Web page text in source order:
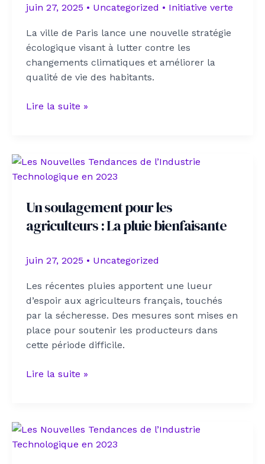
la
des
Citoyens
juin 27, 2025 • Uncategorized • Initiative verte
La ville de Paris lance une nouvelle stratégie
écologique visant à lutter contre les
changements climatiques et améliorer la
qualité de vie des habitants.
Nouvelle
la
Ville
Paris
pour
Changements
Climatiques
Lire la suite »
Un soulagement pour les
agriculteurs : La pluie bienfaisante
juin 27, 2025 • Uncategorized
Les récentes pluies apportent une lueur
d’espoir aux agriculteurs français, touchés
par la sécheresse. Des mesures sont mises en
place pour soutenir les producteurs dans
cette période difficile.
Un
agriculteurs
:
Lire la suite »